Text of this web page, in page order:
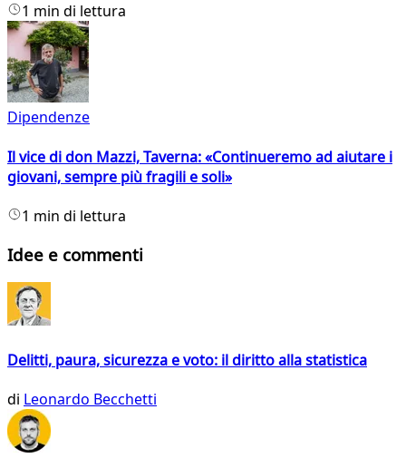
1 min di lettura
Dipendenze
Il vice di don Mazzi, Taverna: «Continueremo ad aiutare i
giovani, sempre più fragili e soli»
1 min di lettura
Idee e commenti
Delitti, paura, sicurezza e voto: il diritto alla statistica
di Leonardo Becchetti